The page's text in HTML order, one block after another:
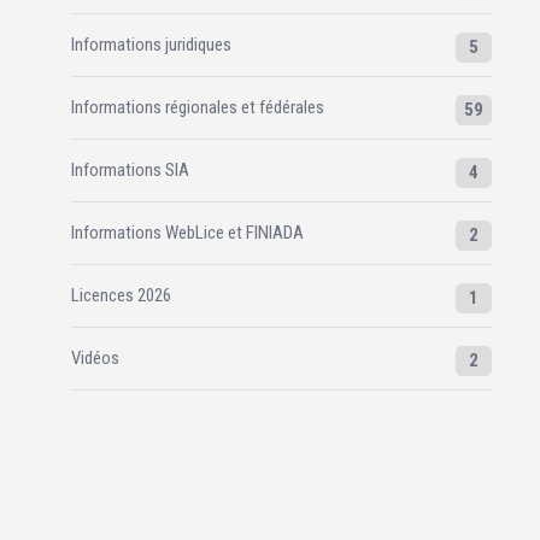
Informations juridiques 5
Informations régionales et fédérales 59
Informations SIA 4
Informations WebLice et FINIADA 2
Licences 2026 1
Vidéos 2